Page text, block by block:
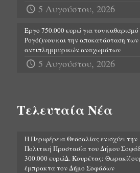
5 Αυγούστου, 2026
Έργο 750.000 ευρώ για τον καθαρισμό
Ρογόζινου και την αποκατάσταση των
αντιπλημμυρικών αναχωμάτων
5 Αυγούστου, 2026
Τελευταία Νέα
Η Περιφέρεια Θεσσαλίας ενισχύει την
Πολιτική Προστασία του Δήμου
300.000 ευρώΔ. Κουρέτας:
έμπρακτα τον Δήμο Σοφάδων